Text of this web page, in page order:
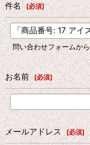
件名 [必須]
問い合わせフォームか
お名前 [必須]
メールアドレス [必須]